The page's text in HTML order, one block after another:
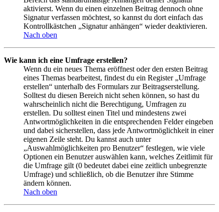
aktivierst. Wenn du einen einzelnen Beitrag dennoch ohne
Signatur verfassen möchtest, so kannst du dort einfach das
Kontrollkästchen „Signatur anhängen“ wieder deaktivieren.
Nach oben
Wie kann ich eine Umfrage erstellen?
Wenn du ein neues Thema eröffnest oder den ersten Beitrag
eines Themas bearbeitest, findest du ein Register „Umfrage
erstellen“ unterhalb des Formulars zur Beitragserstellung.
Solltest du diesen Bereich nicht sehen können, so hast du
wahrscheinlich nicht die Berechtigung, Umfragen zu
erstellen. Du solltest einen Titel und mindestens zwei
Antwortmöglichkeiten in die entsprechenden Felder eingeben
und dabei sicherstellen, dass jede Antwortmöglichkeit in einer
eigenen Zeile steht. Du kannst auch unter
„Auswahlmöglichkeiten pro Benutzer“ festlegen, wie viele
Optionen ein Benutzer auswählen kann, welches Zeitlimit für
die Umfrage gilt (0 bedeutet dabei eine zeitlich unbegrenzte
Umfrage) und schließlich, ob die Benutzer ihre Stimme
ändern können.
Nach oben